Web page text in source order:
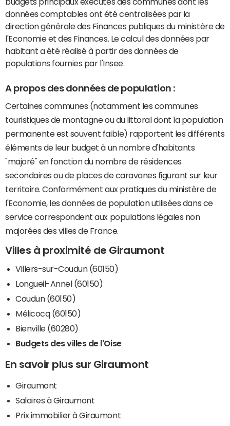
données comptables ont été centralisées par la
direction générale des Finances publiques du ministère de
l'Economie et des Finances. Le calcul des données par
habitant a été réalisé à partir des données de
populations fournies par l'Insee.
A propos des données de population :
Certaines communes (notamment les communes
touristiques de montagne ou du littoral dont la population
permanente est souvent faible) rapportent les différents
éléments de leur budget à un nombre d'habitants
"majoré" en fonction du nombre de résidences
secondaires ou de places de caravanes figurant sur leur
territoire. Conformément aux pratiques du ministère de
l'Economie, les données de population utilisées dans ce
service correspondent aux populations légales non
majorées des villes de France.
Villes à proximité de Giraumont
Villers-sur-Coudun (60150)
Longueil-Annel (60150)
Coudun (60150)
Mélicocq (60150)
Bienville (60280)
Budgets des villes de l'Oise
En savoir plus sur Giraumont
Giraumont
Salaires à Giraumont
Prix immobilier à Giraumont